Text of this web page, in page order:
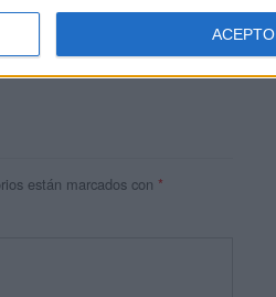
ACEPTO
de dos profesores Ginés y
contenidos que encontramos
que sus tareas como docentes, y
están marcados con *